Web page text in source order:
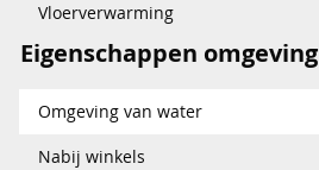
Vloerverwarming
Eigenschappen omgeving
Omgeving van water
Nabij winkels